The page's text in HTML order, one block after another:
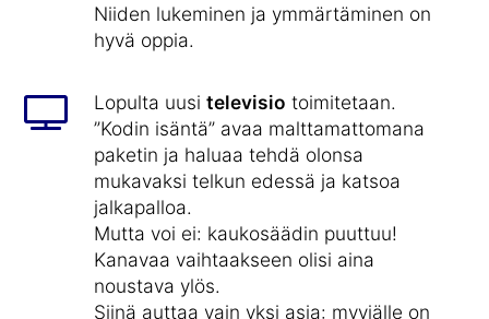
Niiden lukeminen ja ymmärtäminen on
hyvä oppia.
Lopulta uusi televisio toimitetaan.
”Kodin isäntä” avaa malttamattomana
paketin ja haluaa tehdä olonsa
mukavaksi telkun edessä ja katsoa
jalkapalloa.
Mutta voi ei: kaukosäädin puuttuu!
Kanavaa vaihtaakseen olisi aina
noustava ylös.
Siinä auttaa vain yksi asia: myyjälle on